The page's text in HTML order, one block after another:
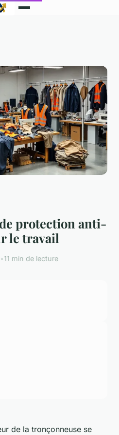
protection anti-
le travail
•11 min de lecture
de la tronçonneuse se